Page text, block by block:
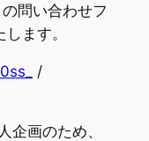
問い合わせフ
ます。
/
企画のため、